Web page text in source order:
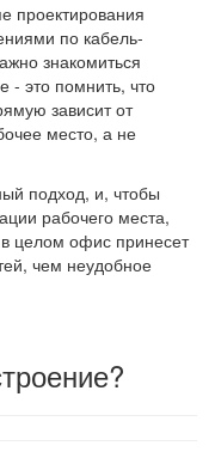
проектирования
по кабель-
знакомиться
- это помнить, что
зависит от
место, а не
подход, и, чтобы
рабочего места,
целом офис принесет
чем неудобное